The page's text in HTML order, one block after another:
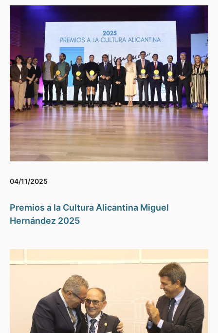
04/11/2025
Premios a la Cultura Alicantina Miguel
Hernández 2025